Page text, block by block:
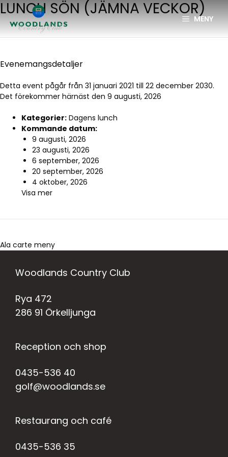
MENY
LUNCH SÖN (JÄMNA VECKOR)
Evenemangsdetaljer
Detta event pågår från 31 januari 2021 till 22 december 2030.
Det förekommer härnäst den 9 augusti, 2026
Kategorier: Dagens lunch
Kommande datum:
9 augusti, 2026
23 augusti, 2026
6 september, 2026
20 september, 2026
4 oktober, 2026
Visa mer
Ala carte meny
Woodlands Country Club
Rya 472
286 91 Örkelljunga
Reception och shop
0435-536 40
golf@woodlands.se
Restaurang och café
0435-536 35